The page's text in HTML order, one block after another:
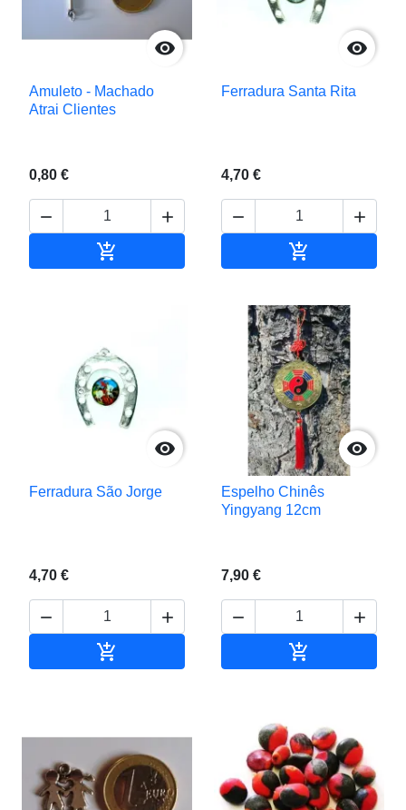

Amuleto - Machado
Atrai Clientes
0,80 €
 


Ferradura Santa Rita
4,70 €
 


Ferradura São Jorge
4,70 €
 


Espelho Chinês
Yingyang 12cm
7,90 €
 
